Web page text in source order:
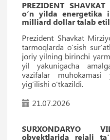
PREZIDENT
o‘n yilda energetika
milliard dollar talab
Prezident Shavkat
tarmoqlarda oʻsish
joriy yilning birinchi
yil yakunigacha
vazifalar muhokamasi
yigʻilishi oʻtkazildi.
21.07.2026
SURXONDARYO
obyektlarida rejali